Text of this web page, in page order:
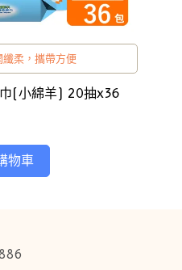
柔，攜帶方便
(小綿羊) 20抽x36
物車